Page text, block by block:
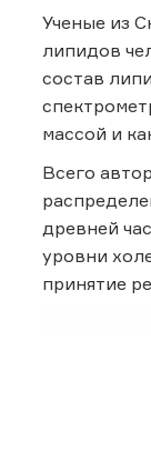
Ученые из
липидов
состав
массой и
Всего
древней
уровни
принятие